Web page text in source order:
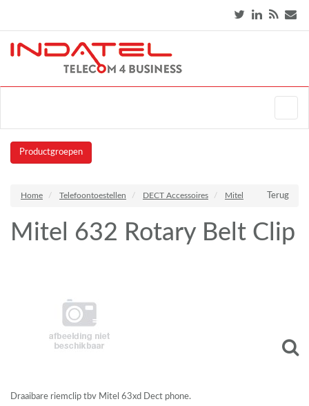
Productgroepen
Terug
Home Telefoontoestellen DECT Accessoires Mitel
Mitel 632 Rotary Belt Clip
Draaibare riemclip tbv Mitel 63xd Dect phone.